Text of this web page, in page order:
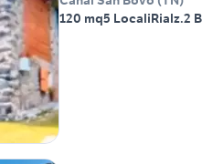
120 mq5 LocaliRialz.2